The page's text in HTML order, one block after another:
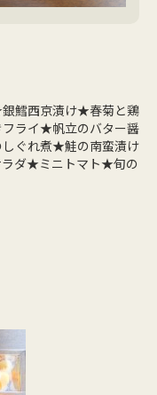
鱈西京漬け★春菊と鶏
ライ★帆立のバター醤
ぐれ煮★鮭の南蛮漬け
ダ★ミニトマト★旬の